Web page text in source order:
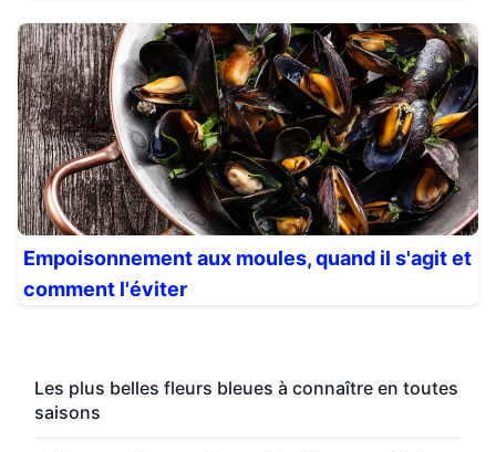
Empoisonnement aux moules, quand il s'agit et
comment l'éviter
Les plus belles fleurs bleues à connaître en toutes
saisons